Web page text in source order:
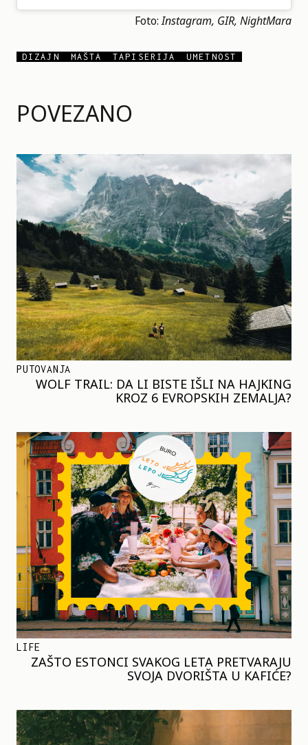
POVEZANO
PUTOVANJA
WOLF TRAIL: DA LI BISTE IŠLI NA HAJKING
KROZ 6 EVROPSKIH ZEMALJA?
LIFE
ZAŠTO ESTONCI SVAKOG LETA PRETVARAJU
SVOJA DVORIŠTA U KAFIĆE?
Foto:Instagram, GIR, NightMara
DIZAJN MAŠTA TAPISERIJA UMETNOST